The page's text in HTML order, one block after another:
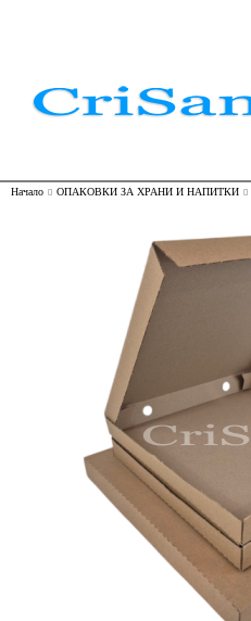
Начало ОПАКОВКИ ЗА ХРАНИ И НАПИТКИ